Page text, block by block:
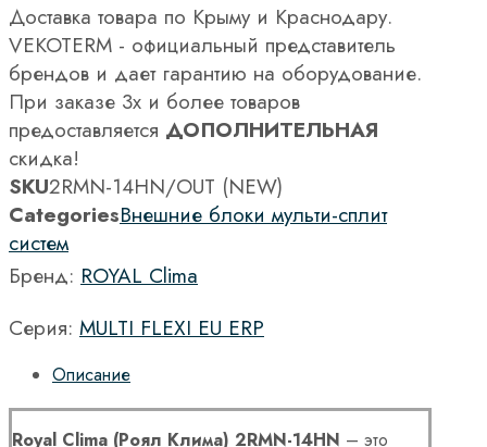
Доставка товара по Крыму и Краснодару.
VEKOTERM - официальный представитель
брендов и дает гарантию на оборудование.
При заказе 3х и более товаров
предоставляется ДОПОЛНИТЕЛЬНАЯ
скидка!
SKU2RMN-14HN/OUT (NEW)
CategoriesВнешние блоки мульти-сплит
систем
Бренд: ROYAL Clima
Серия: MULTI FLEXI EU ERP
Описание
Royal Clima (Роял Клима) 2RMN-14HN – это